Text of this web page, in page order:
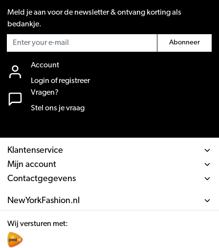
Meld je aan voor de newsletter & ontvang korting als
bedankje.
Abonneer
Account
Login of registreer
Vragen?
Stel ons je vraag
Klantenservice
Mijn account
Contactgegevens
NewYorkFashion.nl
Wij versturen met: